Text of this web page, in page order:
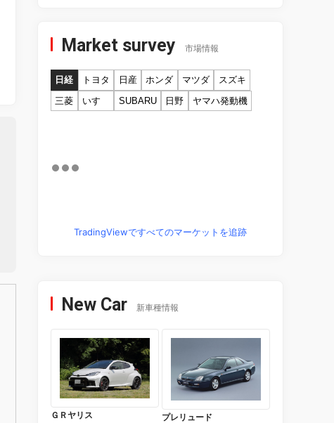
Market survey 市場情報
日経 トヨタ 日産 ホンダ マツダ
スズキ
三菱
いすゞ SUBARU 日野 ヤマハ発動機
TradingViewですべてのマーケットを追跡
New Car 新車種情報
ＧＲヤリス プレリュード